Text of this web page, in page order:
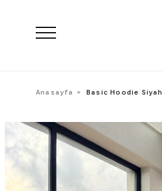
Anasayfa Basic Hoodie Siyah